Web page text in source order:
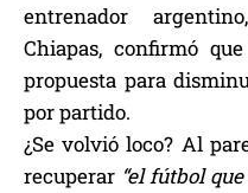
entrenador
Chiapas, confirmó
propuesta para
por partido.
¿Se volvió loco? Al
recuperar “el fútbol